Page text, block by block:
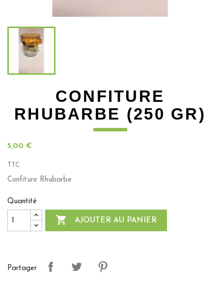
CONFITURE
RHUBARBE (250 GR)
5,00 €
TTC
Confiture Rhubarbe
Quantité
 AJOUTER AU PANIER
Partager